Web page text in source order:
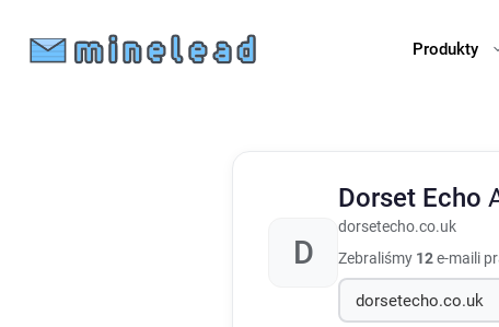
Produkty
D
Dorset Echo
dorsetecho.co.uk
Zebraliśmy 12e-maili